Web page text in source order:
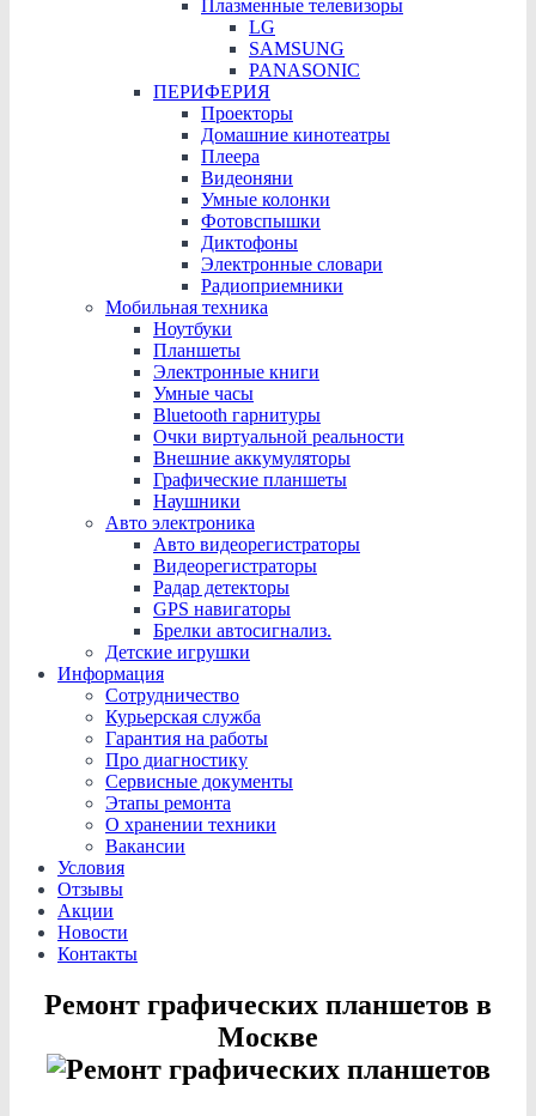
Плазменные телевизоры
LG
SAMSUNG
PANASONIC
ПЕРИФЕРИЯ
Проекторы
Домашние кинотеатры
Плеера
Видеоняни
Умные колонки
Фотовспышки
Диктофоны
Электронные словари
Радиоприемники
Мобильная техника
Ноутбуки
Планшеты
Электронные книги
Умные часы
Bluetooth гарнитуры
Очки виртуальной реальности
Внешние аккумуляторы
Графические планшеты
Наушники
Авто электроника
Авто видеорегистраторы
Видеорегистраторы
Радар детекторы
GPS навигаторы
Брелки автосигнализ.
Детские игрушки
Информация
Сотрудничество
Курьерская служба
Гарантия на работы
Про диагностику
Сервисные документы
Этапы ремонта
О хранении техники
Вакансии
Условия
Отзывы
Акции
Новости
Контакты
Ремонт графических планшетов в
Москве